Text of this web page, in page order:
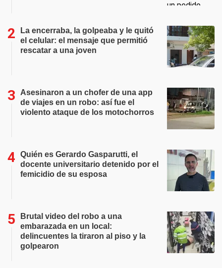
La encerraba, la golpeaba y le quitó
el celular: el mensaje que permitió
rescatar a una joven
Asesinaron a un chofer de una app
de viajes en un robo: así fue el
violento ataque de los motochorros
Quién es Gerardo Gasparutti, el
docente universitario detenido por el
femicidio de su esposa
Brutal video del robo a una
embarazada en un local:
delincuentes la tiraron al piso y la
golpearon